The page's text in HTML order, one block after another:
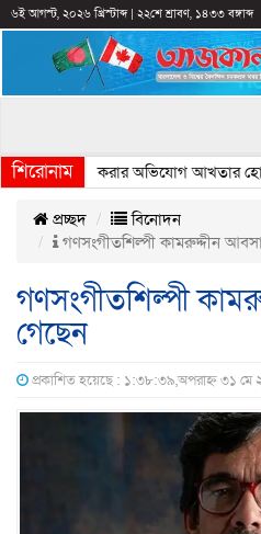
৬ই আগস্ট, ২০২৬ খ্রিস্টাব্দ| ২২শে শ্রাবণ, ১৪৩৩ বঙ্গাব্দ
শিরোনাম
ইতিহাস বিকৃত করার অভিযোগ আখতার
প্রচ্ছদ
বিনোদন
গণসংগীতশিল্পী কামরুদ্দীন
গণসংগীতশিল্পী
গেছেন
প্রকাশিত হয়েছে : ১:৩৮:৩৯,অপরাহ্ন ৩১ মে